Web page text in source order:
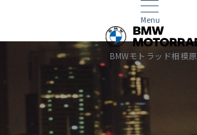
Menu
BMWモトラッド相模原